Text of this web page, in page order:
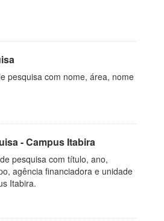
pesquisa com nome, área, nome
- Campus Itabira
pesquisa com título, ano,
agência financiadora e unidade
Itabira.